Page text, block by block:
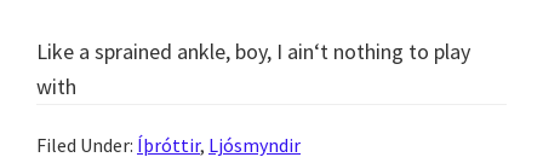
Like a sprained ankle, boy, I ain‘t nothing to play
with
Filed Under: Íþróttir, Ljósmyndir